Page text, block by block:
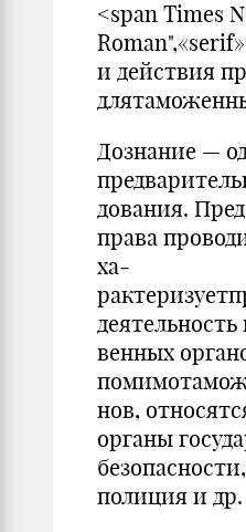
<span Times
и действия
Дознание —
дования.
права
ха­
венных
нов,
органы
полиция и др.